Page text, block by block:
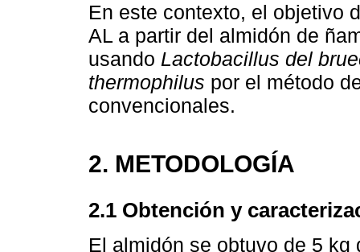
En este contexto, el objetivo
AL a partir del almidón de
usando Lactobacillus del
thermophilus por el método
convencionales.
2. METODOLOGÍA
2.1 Obtención y
El almidón se obtuvo de 5 kg